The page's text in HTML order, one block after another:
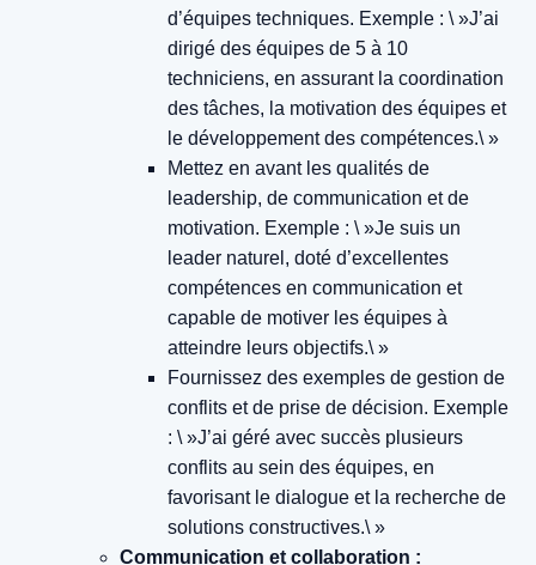
d’équipes techniques. Exemple : \ »J’ai
dirigé des équipes de 5 à 10
techniciens, en assurant la coordination
des tâches, la motivation des équipes et
le développement des compétences.\ »
Mettez en avant les qualités de
leadership, de communication et de
motivation. Exemple : \ »Je suis un
leader naturel, doté d’excellentes
compétences en communication et
capable de motiver les équipes à
atteindre leurs objectifs.\ »
Fournissez des exemples de gestion de
conflits et de prise de décision. Exemple
: \ »J’ai géré avec succès plusieurs
conflits au sein des équipes, en
favorisant le dialogue et la recherche de
solutions constructives.\ »
Communication et collaboration :